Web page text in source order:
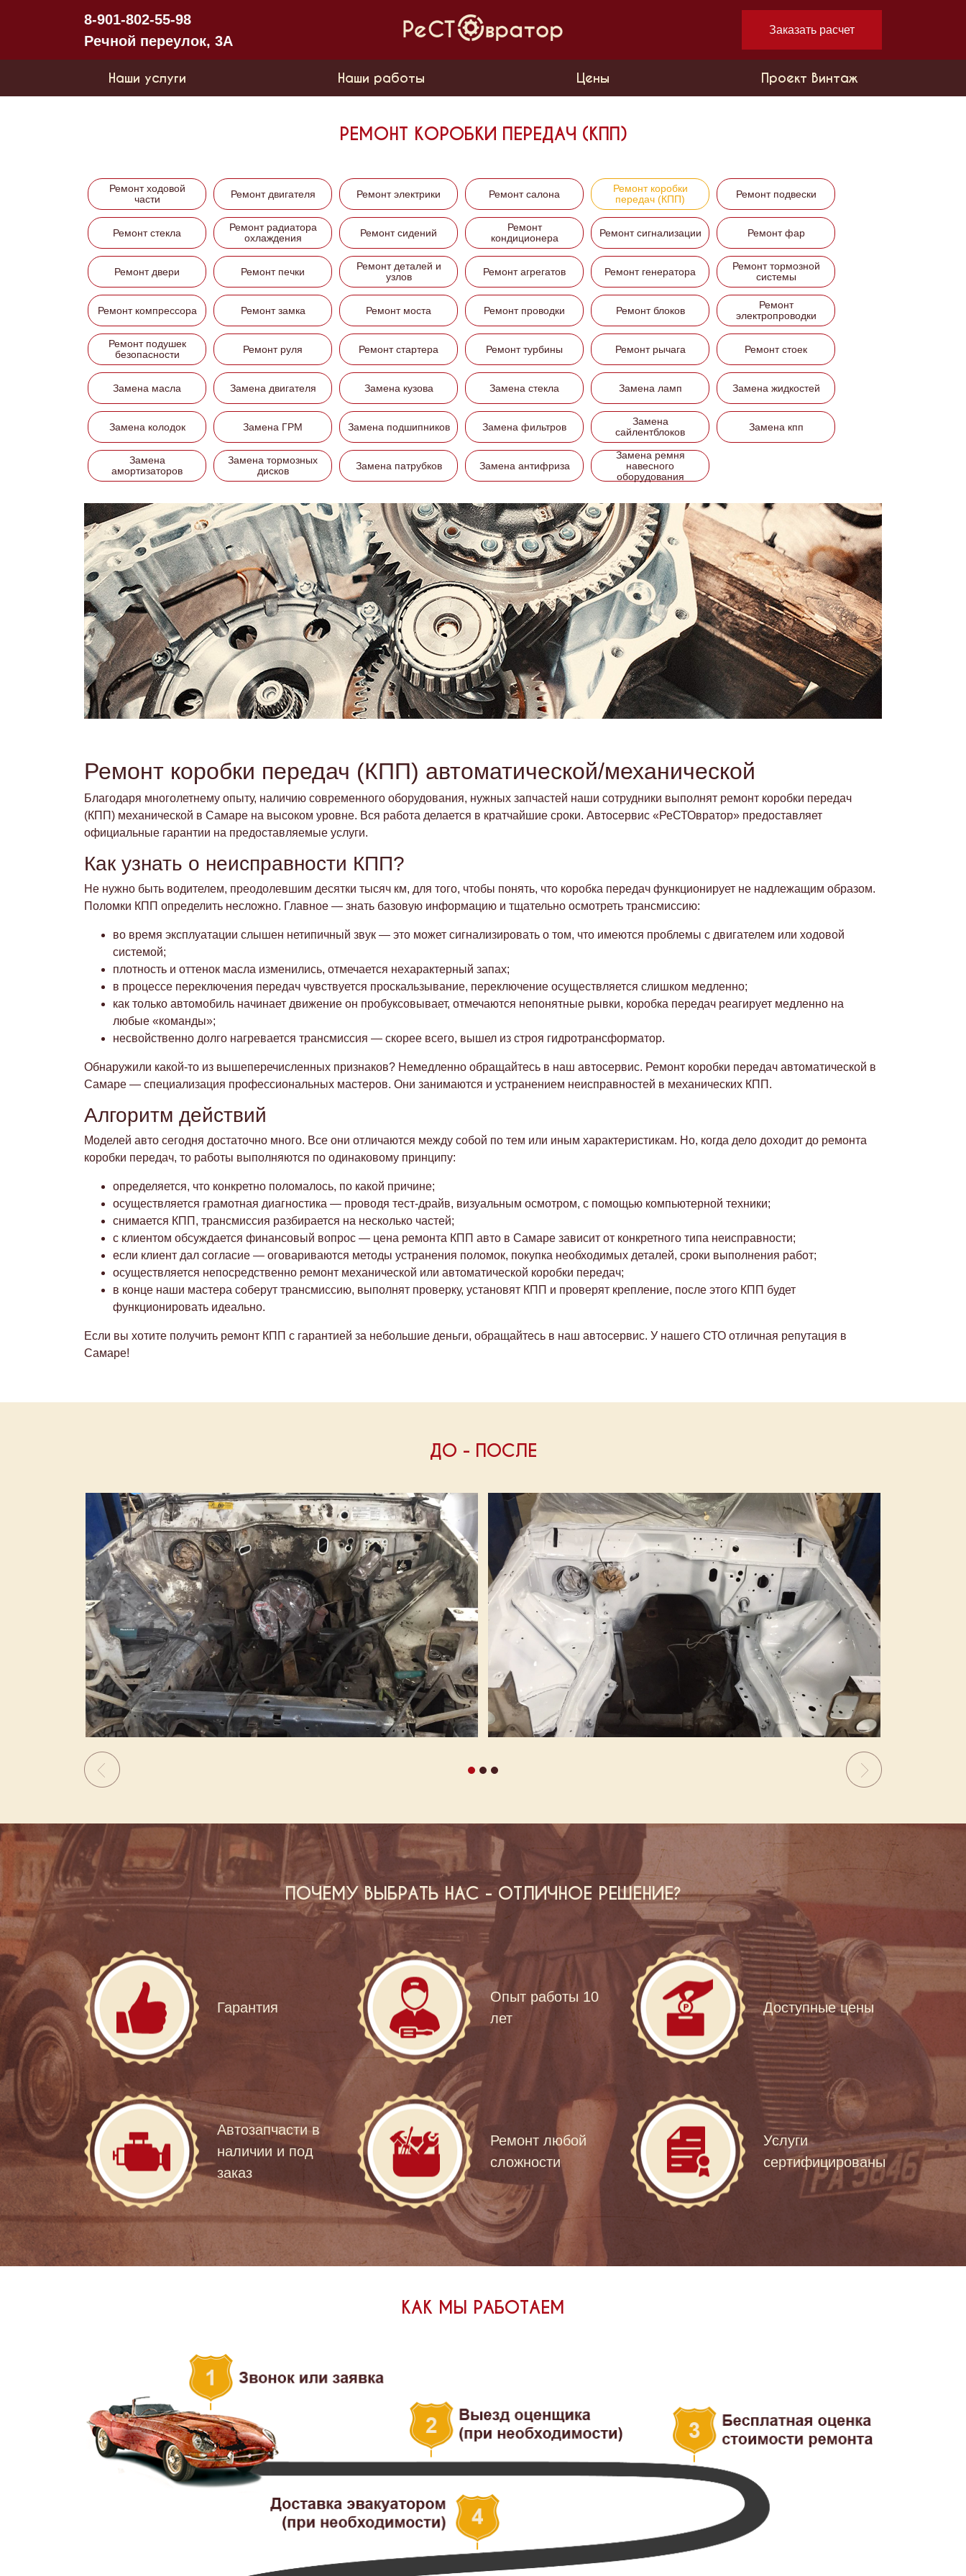
8-901-802-55-98
Речной переулок, 3А
Заказать расчет
Наши услуги Наши работы Цены Проект Винтаж
РЕМОНТ КОРОБКИ ПЕРЕДАЧ (КПП)
Ремонт ходовой
части
Ремонт двигателя Ремонт электрики Ремонт салона
Ремонт коробки
передач (КПП)
Ремонт подвески
Ремонт стекла
Ремонт радиатора
охлаждения
Ремонт сидений
Ремонт
кондиционера
Ремонт сигнализации Ремонт фар
Ремонт двери Ремонт печки
Ремонт деталей и
узлов
Ремонт агрегатов Ремонт генератора
Ремонт тормозной
системы
Ремонт компрессора Ремонт замка Ремонт моста Ремонт проводки Ремонт блоков
Ремонт
электропроводки
Ремонт подушек
безопасности
Ремонт руля Ремонт стартера Ремонт турбины Ремонт рычага Ремонт стоек
Замена масла Замена двигателя Замена кузова Замена стекла Замена ламп Замена жидкостей
Замена колодок Замена ГРМ Замена подшипников Замена фильтров
Замена
сайлентблоков
Замена кпп
Замена
амортизаторов
Замена тормозных
дисков
Замена патрубков Замена антифриза
Замена ремня
навесного
оборудования
Ремонт коробки передач (КПП) автоматической/механической
Благодаря многолетнему опыту, наличию современного оборудования, нужных запчастей наши сотрудники выполнят ремонт коробки передач
(КПП) механической в Самаре на высоком уровне. Вся работа делается в кратчайшие сроки. Автосервис «РеСТОвратор» предоставляет
официальные гарантии на предоставляемые услуги.
Как узнать о неисправности КПП?
Не нужно быть водителем, преодолевшим десятки тысяч км, для того, чтобы понять, что коробка передач функционирует не надлежащим образом.
Поломки КПП определить несложно. Главное — знать базовую информацию и тщательно осмотреть трансмиссию:
во время эксплуатации слышен нетипичный звук — это может сигнализировать о том, что имеются проблемы с двигателем или ходовой
системой;
плотность и оттенок масла изменились, отмечается нехарактерный запах;
в процессе переключения передач чувствуется проскальзывание, переключение осуществляется слишком медленно;
как только автомобиль начинает движение он пробуксовывает, отмечаются непонятные рывки, коробка передач реагирует медленно на
любые «команды»;
несвойственно долго нагревается трансмиссия — скорее всего, вышел из строя гидротрансформатор.
Обнаружили какой-то из вышеперечисленных признаков? Немедленно обращайтесь в наш автосервис. Ремонт коробки передач автоматической в
Самаре — специализация профессиональных мастеров. Они занимаются и устранением неисправностей в механических КПП.
Алгоритм действий
Моделей авто сегодня достаточно много. Все они отличаются между собой по тем или иным характеристикам. Но, когда дело доходит до ремонта
коробки передач, то работы выполняются по одинаковому принципу:
определяется, что конкретно поломалось, по какой причине;
осуществляется грамотная диагностика — проводя тест-драйв, визуальным осмотром, с помощью компьютерной техники;
снимается КПП, трансмиссия разбирается на несколько частей;
с клиентом обсуждается финансовый вопрос — цена ремонта КПП авто в Самаре зависит от конкретного типа неисправности;
если клиент дал согласие — оговариваются методы устранения поломок, покупка необходимых деталей, сроки выполнения работ;
осуществляется непосредственно ремонт механической или автоматической коробки передач;
в конце наши мастера соберут трансмиссию, выполнят проверку, установят КПП и проверят крепление, после этого КПП будет
функционировать идеально.
Если вы хотите получить ремонт КПП с гарантией за небольшие деньги, обращайтесь в наш автосервис. У нашего СТО отличная репутация в
Самаре!
ДО - ПОСЛЕ
ПОЧЕМУ ВЫБРАТЬ НАС - ОТЛИЧНОЕ РЕШЕНИЕ?
Гарантия
Опыт работы 10
лет
Доступные цены
Автозапчасти в
наличии и под
заказ
Ремонт любой
сложности
Услуги
сертифицированы
КАК МЫ РАБОТАЕМ